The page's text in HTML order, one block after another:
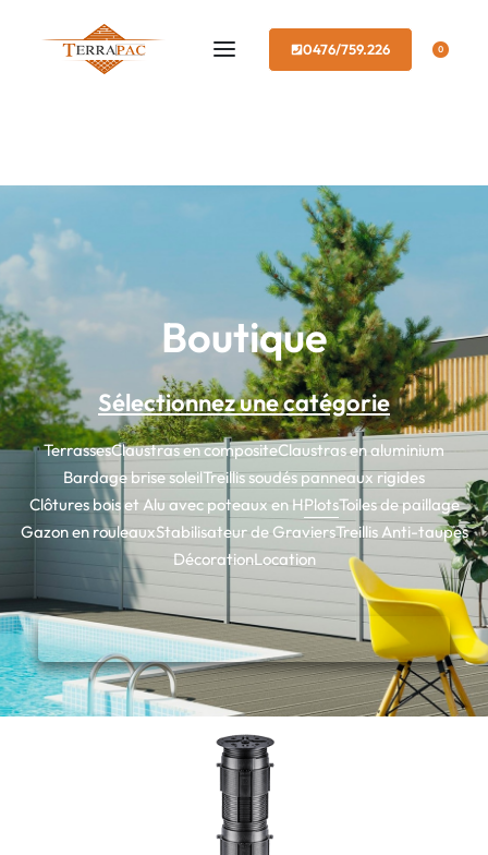
0476/759.226 0
Boutique
Sélectionnez une catégorie
TerrassesClaustras en compositeClaustras en aluminium
Bardage brise soleilTreillis soudés panneaux rigides
Clôtures bois et Alu avec poteaux en HPlotsToiles de paillage
Gazon en rouleauxStabilisateur de GraviersTreillis Anti-taupes
DécorationLocation